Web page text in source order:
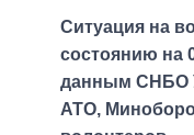
Ситуация на
состоянию на
данным СНБО
АТО,